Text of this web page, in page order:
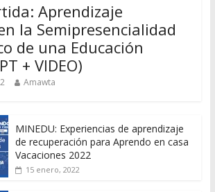
Aprendizaje
la Semipresencialidad
de una Educación
+ VIDEO)
Amawta
MINEDU: Experiencias de aprendizaje
de recuperación para Aprendo en casa
Vacaciones 2022
15 enero, 2022